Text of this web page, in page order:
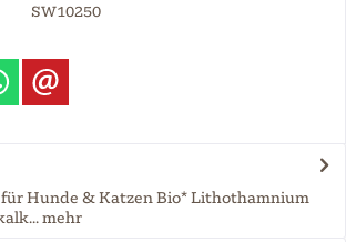
SW10250
Hunde & Katzen Bio* Lithothamnium
mehr